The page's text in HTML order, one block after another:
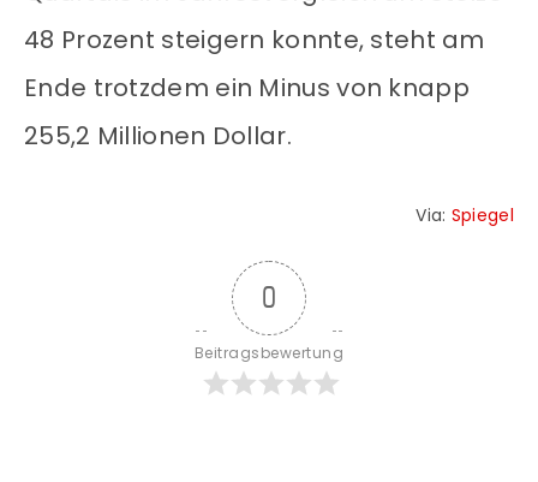
48 Prozent steigern konnte, steht am
Ende trotzdem ein Minus von knapp
255,2 Millionen Dollar.
Via: Spiegel
0
Beitragsbewertung